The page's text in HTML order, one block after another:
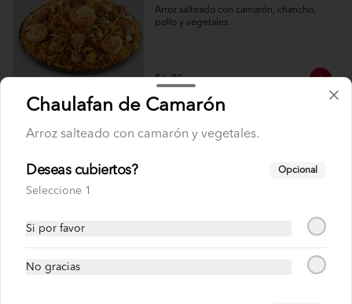
Arroz salteado con camarón, chancho,
pollo y vegetales.
$6.75
Chaulafan To Go
Chaulafan de Camarón
Arroz salteado con camarón y vegetales.
Deseas cubiertos? Opcional
Seleccione 1
Si por favor
No gracias